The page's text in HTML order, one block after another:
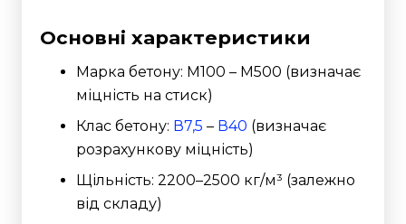
Основні характеристики
Марка бетону: М100 – М500 (визначає
міцність на стиск)
Клас бетону: В7,5 – В40 (визначає
розрахункову міцність)
Щільність: 2200–2500 кг/м³ (залежно
від складу)